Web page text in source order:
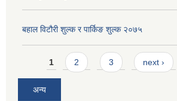
बहाल विटौरी शुल्क र पार्किङ शुल्क २०७५
Pages
1 2 3 next ›
अन्य